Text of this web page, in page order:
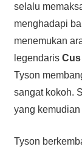
selalu
menghadapi
menemukan
legendaris Cus
Tyson
sangat kokoh.
yang
Tyson